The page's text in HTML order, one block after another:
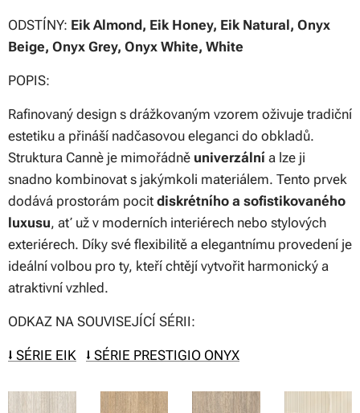
ODSTÍNY: Eik Almond, Eik Honey, Eik Natural, Onyx
Beige, Onyx Grey, Onyx White, White
POPIS:
Rafinovaný design s drážkovaným vzorem oživuje tradiční
estetiku a přináší nadčasovou eleganci do obkladů.
Struktura Cannè je mimořádně univerzální a lze ji
snadno kombinovat s jakýmkoli materiálem. Tento prvek
dodává prostorám pocit diskrétního a sofistikovaného
luxusu, ať už v moderních interiérech nebo stylových
exteriérech. Díky své flexibilitě a elegantnímu provedení je
ideální volbou pro ty, kteří chtějí vytvořit harmonický a
atraktivní vzhled.
ODKAZ NA SOUVISEJÍCÍ SÉRII:
⭣ SÉRIE EIK ⭣ SÉRIE PRESTIGIO ONYX